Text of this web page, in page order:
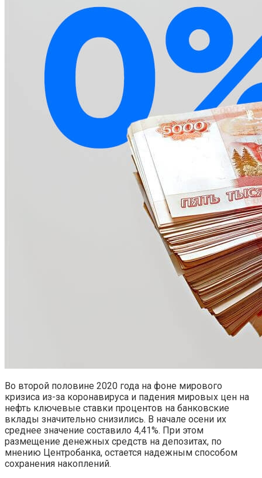
Во второй половине 2020 года на фоне мирового
кризиса из-за коронавируса и падения мировых цен на
нефть ключевые ставки процентов на банковские
вклады значительно снизились. В начале осени их
среднее значение составило 4,41%. При этом
размещение денежных средств на депозитах, по
мнению Центробанка, остается надежным способом
сохранения накоплений.